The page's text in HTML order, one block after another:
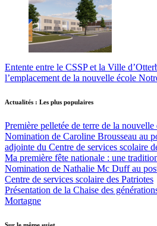
Entente entre le CSSP et la Ville
l’emplacement de la nouvelle école
Actualités : Les plus populaires
Première pelletée de terre de la
Nomination de Caroline Brousseau au
adjointe du Centre de services scolaire
Ma première fête nationale : une
Nomination de Nathalie Mc Duff au
Centre de services scolaire des Patriotes
Présentation de la Chaise des
Mortagne